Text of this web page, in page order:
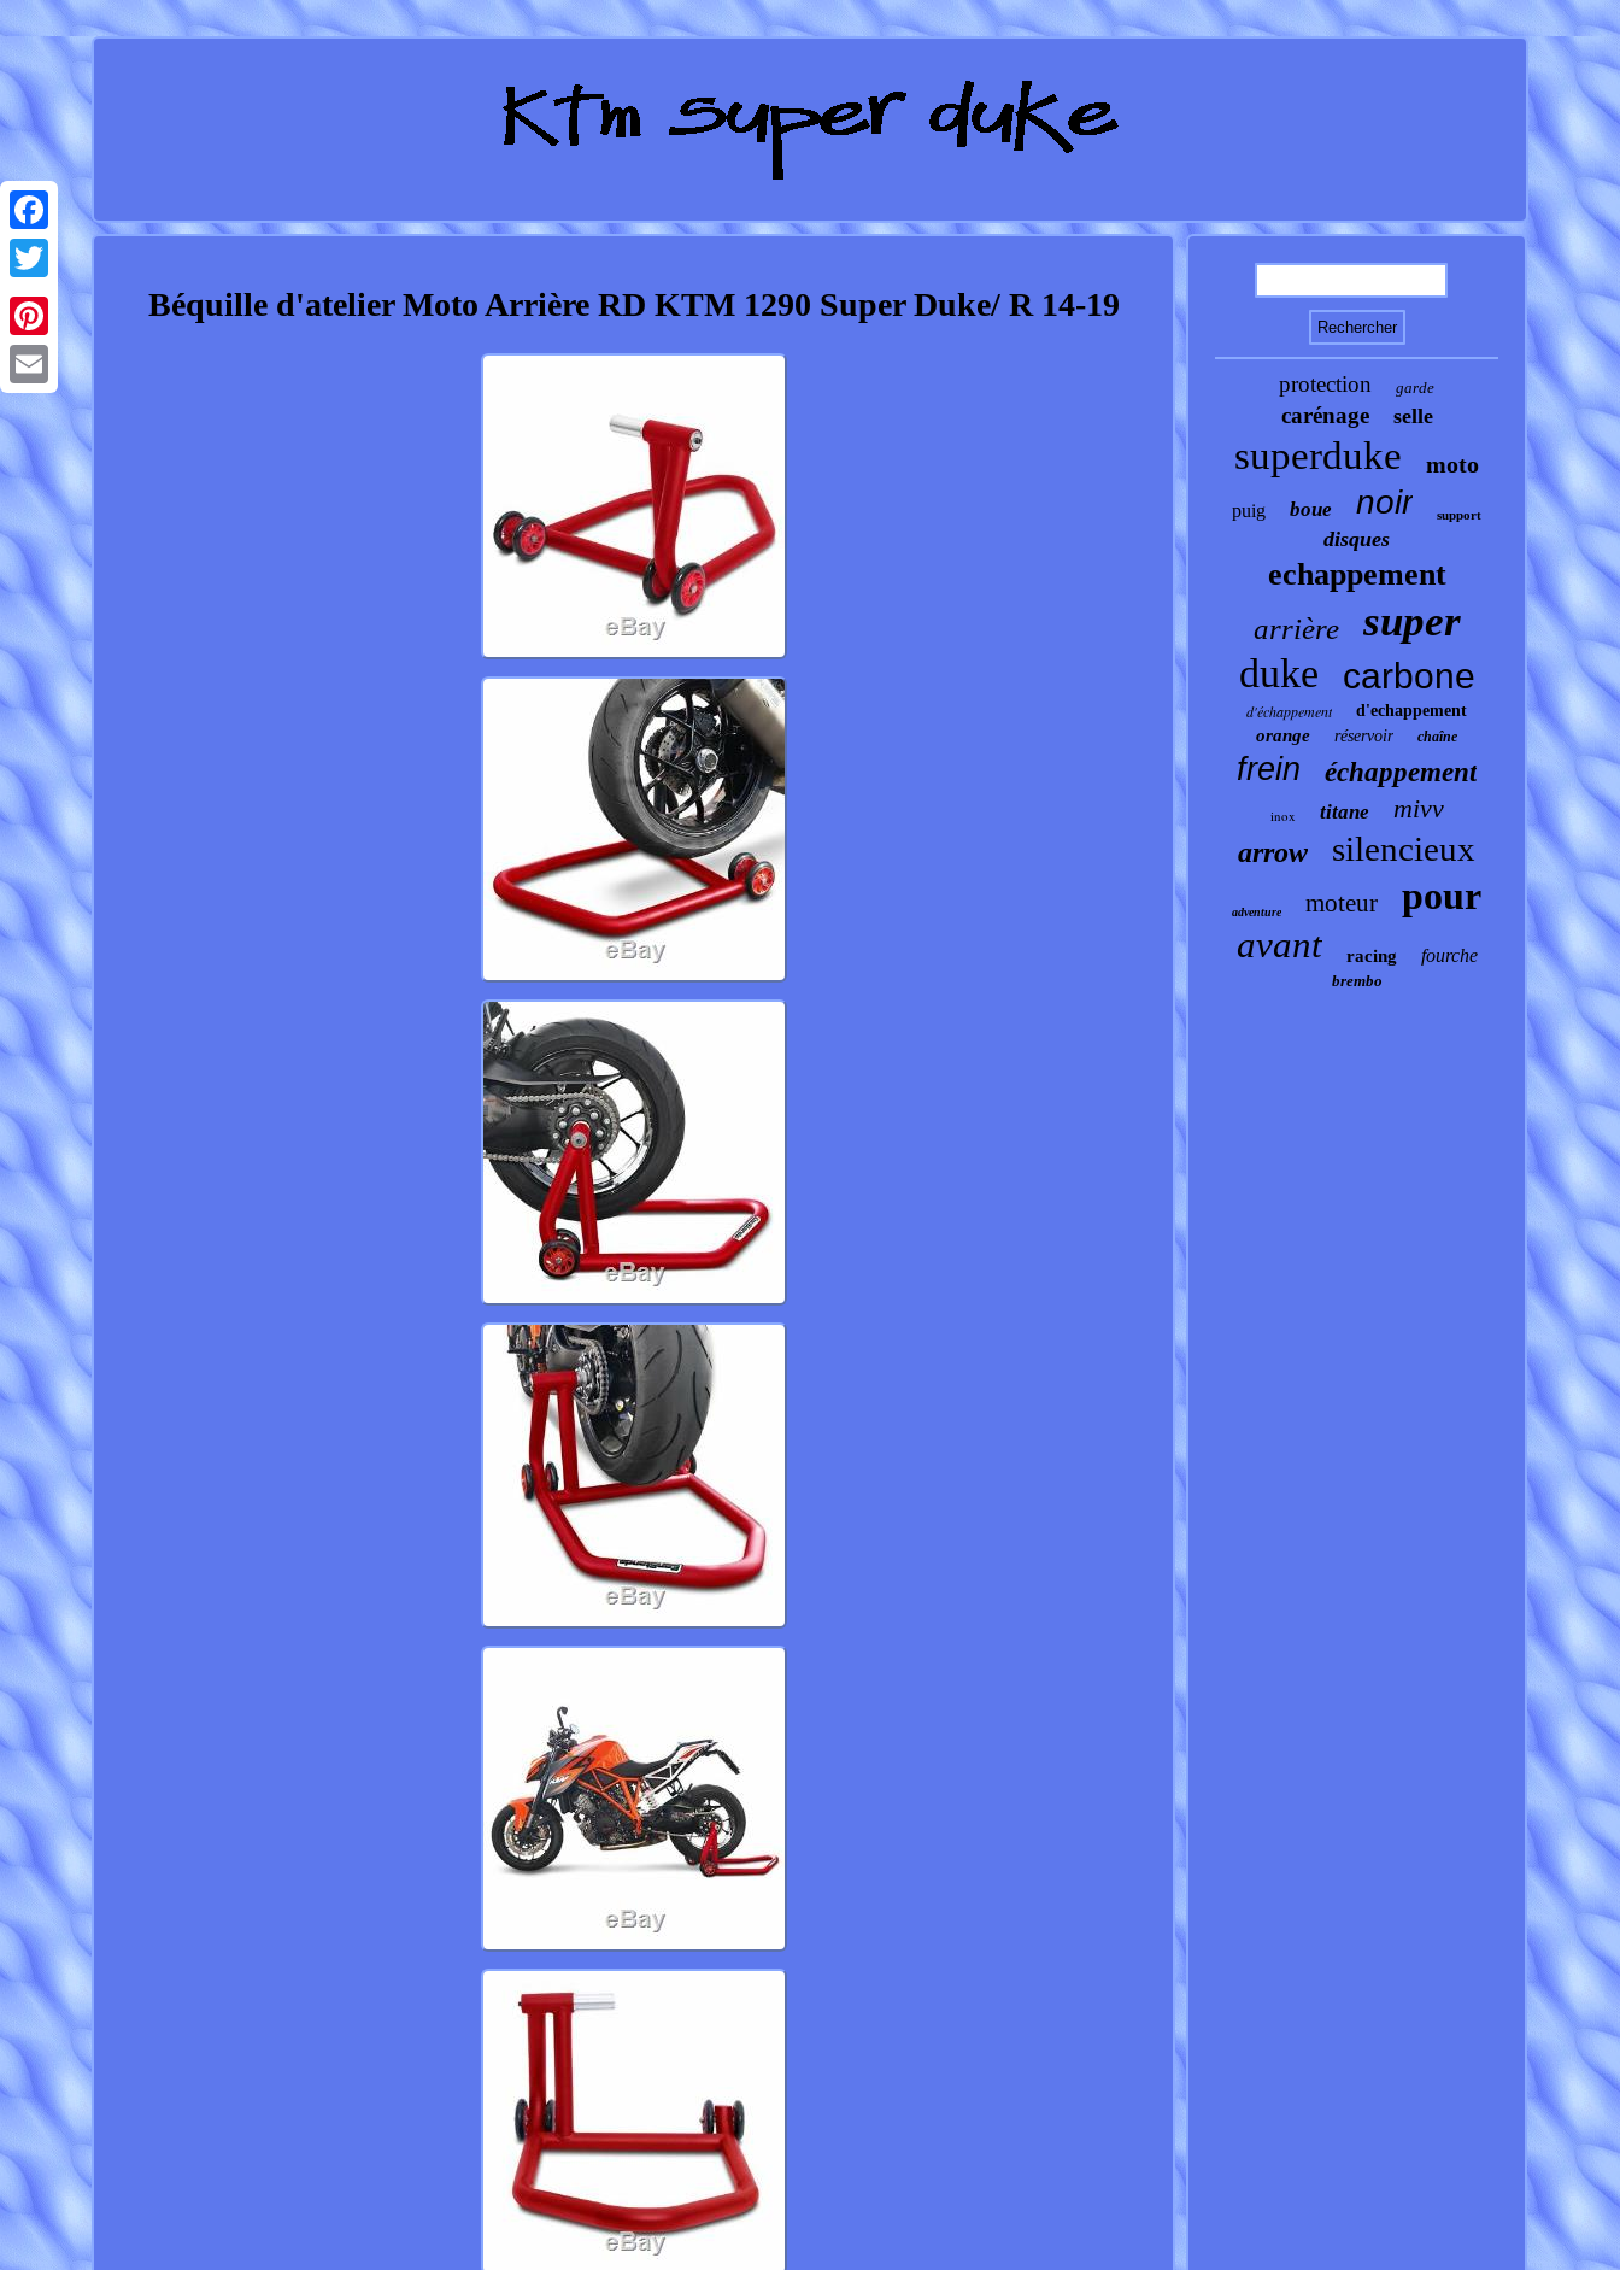
Facebook
Twitter
Pinterest
Email
Béquille d'atelier Moto Arrière RD KTM 1290 Super Duke/ R 14-19
protection garde
carénage selle
superduke moto
puig boue noir support
disques
echappement
arrière super
duke carbone
d'échappement d'echappement
orange réservoir chaîne
frein échappement
inox titane mivv
arrow silencieux
adventure moteur pour
avant racing fourche
brembo